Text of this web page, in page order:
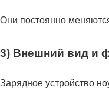
Они постоянно
3) Внешний вид и
Зарядное устройство